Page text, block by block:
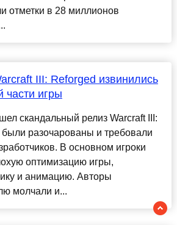
отметки в 28 миллионов
III: Reforged извинились
части игры
скандальный релиз Warcraft III:
разочарованы и требовали
В основном игроки
оптимизацию игры,
и анимацию. Авторы
молчали и...